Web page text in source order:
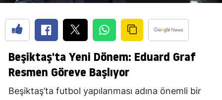
Beşiktaş'ta Yeni Dönem: Eduard Graf
Resmen Göreve Başlıyor
Beşiktaş’ta futbol yapılanması adına önemli bir